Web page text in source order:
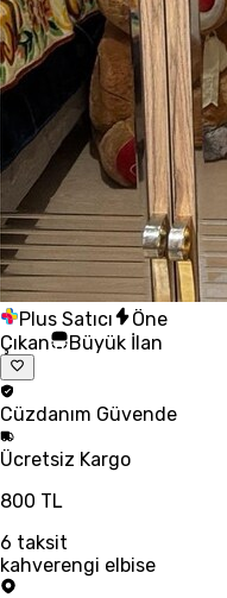
Plus Satıcı
Öne
Çıkan
Büyük İlan
Cüzdanım Güvende
Ücretsiz Kargo
800 TL
6 taksit
kahverengi elbise